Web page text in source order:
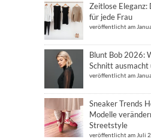
Zeitlose Eleganz:
für jede Frau
veröffentlicht am
Blunt Bob 2026:
Schnitt
veröffentlicht am
Sneaker Trends
Modelle
Streetstyle
veröffentlicht am Juli